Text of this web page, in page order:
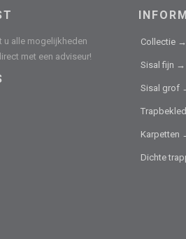
u alle mogelijkheden
met een adviseur!
Collectie →
Sisal fijn →
Sisal grof
Karpetten
Dichte